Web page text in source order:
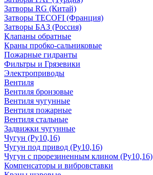
Затворы RG (Китай)
Затворы TECOFI (Франция)
Затворы БАЗ (Россия)
Клапаны обратные
Краны пробко-сальниковые
Пожарные гидранты
Фильтры и Грязевики
Электроприводы
Вентиля
Вентиля бронзовые
Вентиля чугунные
Вентиля пожарные
Вентиля стальные
Задвижки чугунные
Чугун (Ру10,16)
Чугун под привод (Ру10,16)
Чугун с прорезиненным клином (Ру10,16)
Компенсаторы и вибровставки